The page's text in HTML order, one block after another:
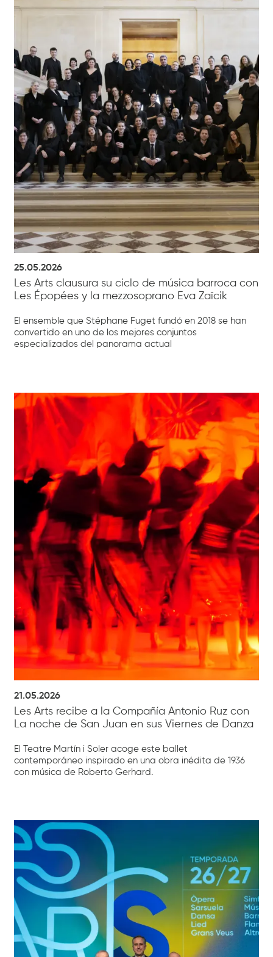
25.05.2026
Les Arts clausura su ciclo de música barroca con
Les Épopées y la mezzosoprano Eva Zaïcik
El ensemble que Stéphane Fuget fundó en 2018 se han
convertido en uno de los mejores conjuntos
especializados del panorama actual
21.05.2026
Les Arts recibe a la Compañía Antonio Ruz con
La noche de San Juan en sus Viernes de Danza
El Teatre Martín i Soler acoge este ballet
contemporáneo inspirado en una obra inédita de 1936
con música de Roberto Gerhard.